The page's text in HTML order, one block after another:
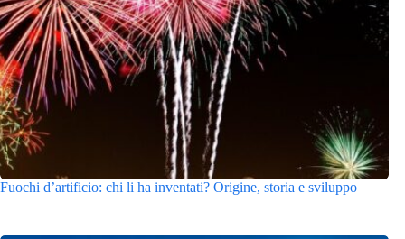
Fuochi d’artificio: chi li ha inventati? Origine, storia e sviluppo